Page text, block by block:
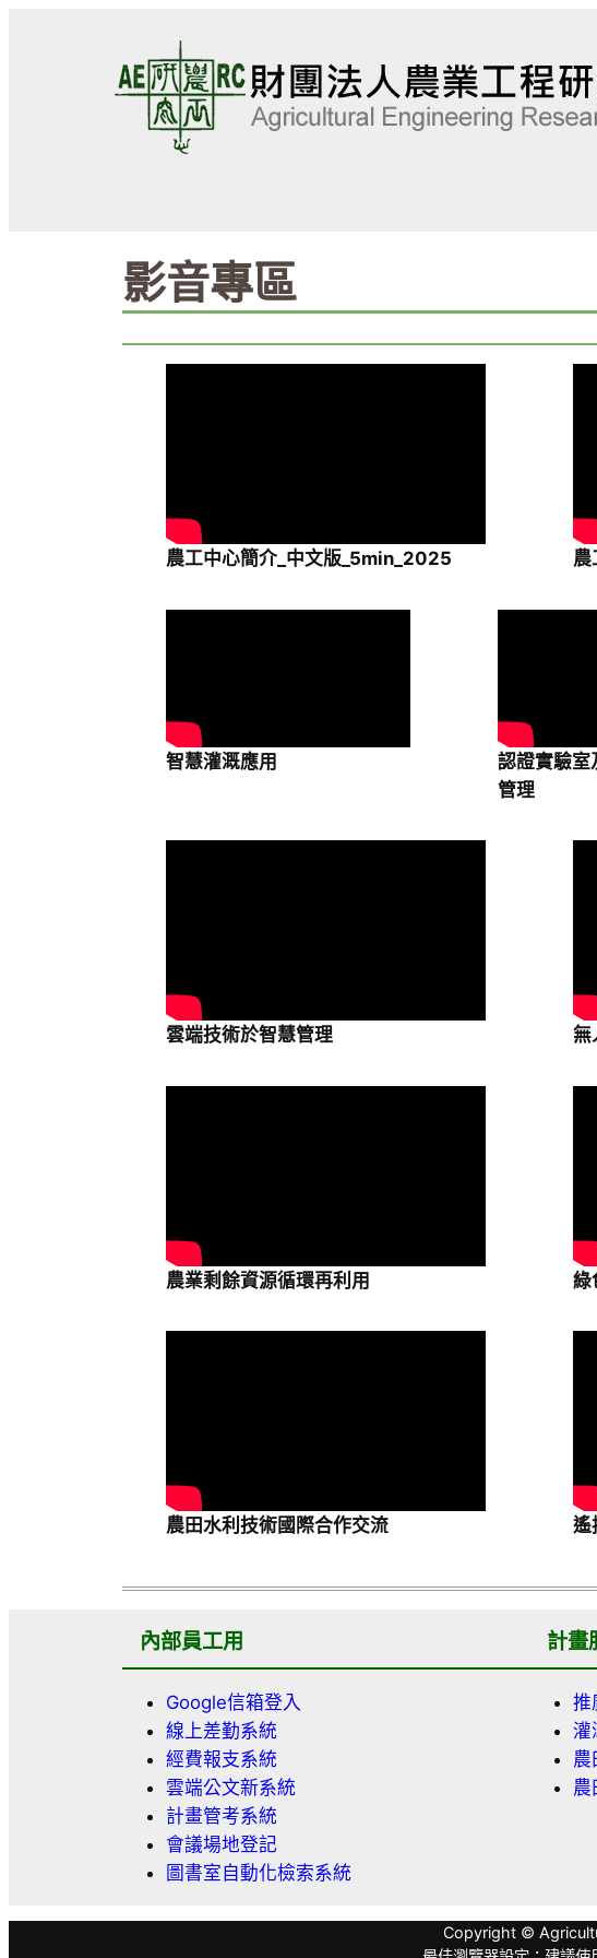
影音專區
農工中心簡介_中文版_5min_2025 農
智慧灌溉應用
認證實驗室
管理
雲端技術於智慧管理 無
農業剩餘資源循環再利用 綠
農田水利技術國際合作交流 遙
內部員工用
Google信箱登入
線上差勤系統
經費報支系統
雲端公文新系統
計畫管考系統
會議場地登記
圖書室自動化檢索系統
計畫
推
灌
農
農
Copyright ©